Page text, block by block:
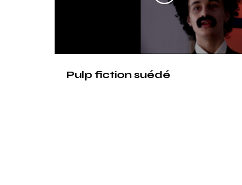
Pulp fiction suédé